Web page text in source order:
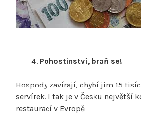
Pohostinství, braň se!
Hospody zavírají, chybí jim 15
servírek. I tak je v Česku největší
restaurací v Evropě